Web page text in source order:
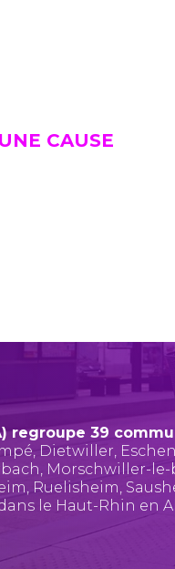
CAUSE
regroupe 39
, Dietwiller,
, Morschwiller-le-
, Ruelisheim,
le Haut-Rhin en